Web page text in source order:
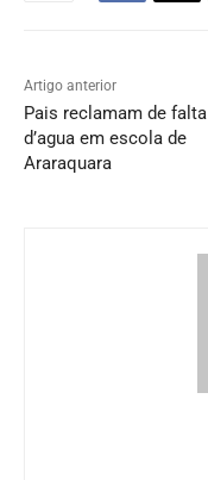
Artigo anterior
Pais reclamam de falta
d’agua em escola de
Araraquara